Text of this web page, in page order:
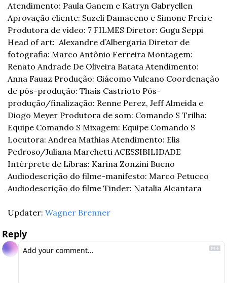
Atendimento: Paula Ganem e Katryn Gabryellen
Aprovação cliente: Suzeli Damaceno e Simone Freire
Produtora de vídeo: 7 FILMES Diretor: Gugu Seppi
Head of art:  Alexandre d’Albergaria Diretor de
fotografia: Marco Antônio Ferreira Montagem:
Renato Andrade De Oliveira Batata Atendimento:
Anna Fauaz Produção: Giácomo Vulcano Coordenação
de pós-produção: Thaís Castrioto Pós-
produção/finalização: Renne Perez, Jeff Almeida e
Diogo Meyer Produtora de som: Comando S Trilha:
Equipe Comando S Mixagem: Equipe Comando S
Locutora: Andrea Mathias Atendimento: Elis
Pedroso/Juliana Marchetti ACESSIBILIDADE
Intérprete de Libras: Karina Zonzini Bueno
Audiodescrição do filme-manifesto: Marco Petucco
Audiodescrição do filme Tinder: Natalia Alcantara
Updater: Wagner Brenner
Reply